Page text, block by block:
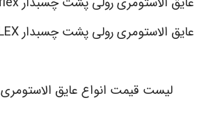
عایق الاستومری رولی پشت چسبدار K-FLEX
لیست قیمت انواع عایق الاستومری